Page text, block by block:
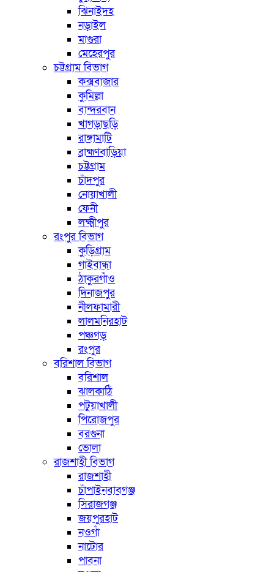
ঝিনাইদহ
নড়াইল
মাগুরা
মেহেরপুর
চট্টগ্রাম বিভাগ
কক্সবাজার
কুমিল্লা
বান্দরবান
খাগড়াছড়ি
রাঙ্গামাটি
ব্রাহ্মণবাড়িয়া
চট্টগ্রাম
চাঁদপুর
নোয়াখালী
ফেনী
লক্ষ্মীপুর
রংপুর বিভাগ
কুড়িগ্রাম
গাইবান্ধা
ঠাকুরগাঁও
দিনাজপুর
নীলফামারী
লালমনিরহাট
পঞ্চগড়
রংপুর
বরিশাল বিভাগ
বরিশাল
ঝালকাঠি
পটুয়াখালী
পিরোজপুর
বরগুনা
ভোলা
রাজশাহী বিভাগ
রাজশাহী
চাঁপাইনবাবগঞ্জ
সিরাজগঞ্জ
জয়পুরহাট
নওগাঁ
নাটোর
পাবনা